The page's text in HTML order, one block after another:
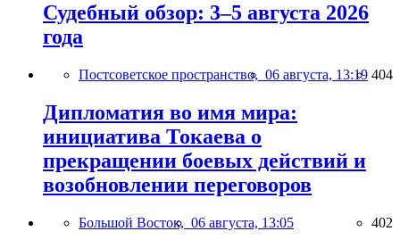
Судебный обзор: 3–5 августа 2026
года
Постсоветское пространство, 06 августа, 13:19 404
Дипломатия во имя мира:
инициатива Токаева о
прекращении боевых действий и
возобновлении переговоров
Большой Восток, 06 августа, 13:05 402